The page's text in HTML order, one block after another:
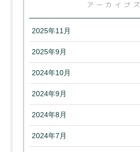
アーカイブズ
2025年11月
2025年9月
2024年10月
2024年9月
2024年8月
2024年7月